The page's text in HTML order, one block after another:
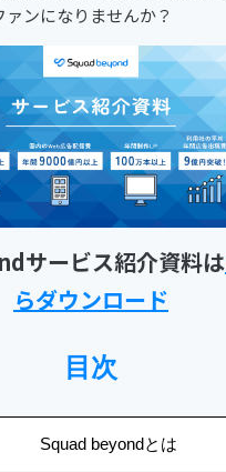
ンになりませんか？
サービス紹介資料は
らダウンロード
目次
Squad beyondとは